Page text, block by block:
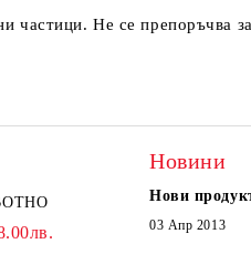
частици. Не се препоръчва
Новини
Нови
03 Апр 2013